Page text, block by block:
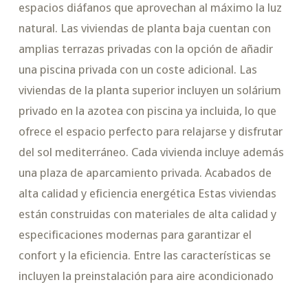
espacios diáfanos que aprovechan al máximo la luz
natural. Las viviendas de planta baja cuentan con
amplias terrazas privadas con la opción de añadir
una piscina privada con un coste adicional. Las
viviendas de la planta superior incluyen un solárium
privado en la azotea con piscina ya incluida, lo que
ofrece el espacio perfecto para relajarse y disfrutar
del sol mediterráneo. Cada vivienda incluye además
una plaza de aparcamiento privada. Acabados de
alta calidad y eficiencia energética Estas viviendas
están construidas con materiales de alta calidad y
especificaciones modernas para garantizar el
confort y la eficiencia. Entre las características se
incluyen la preinstalación para aire acondicionado